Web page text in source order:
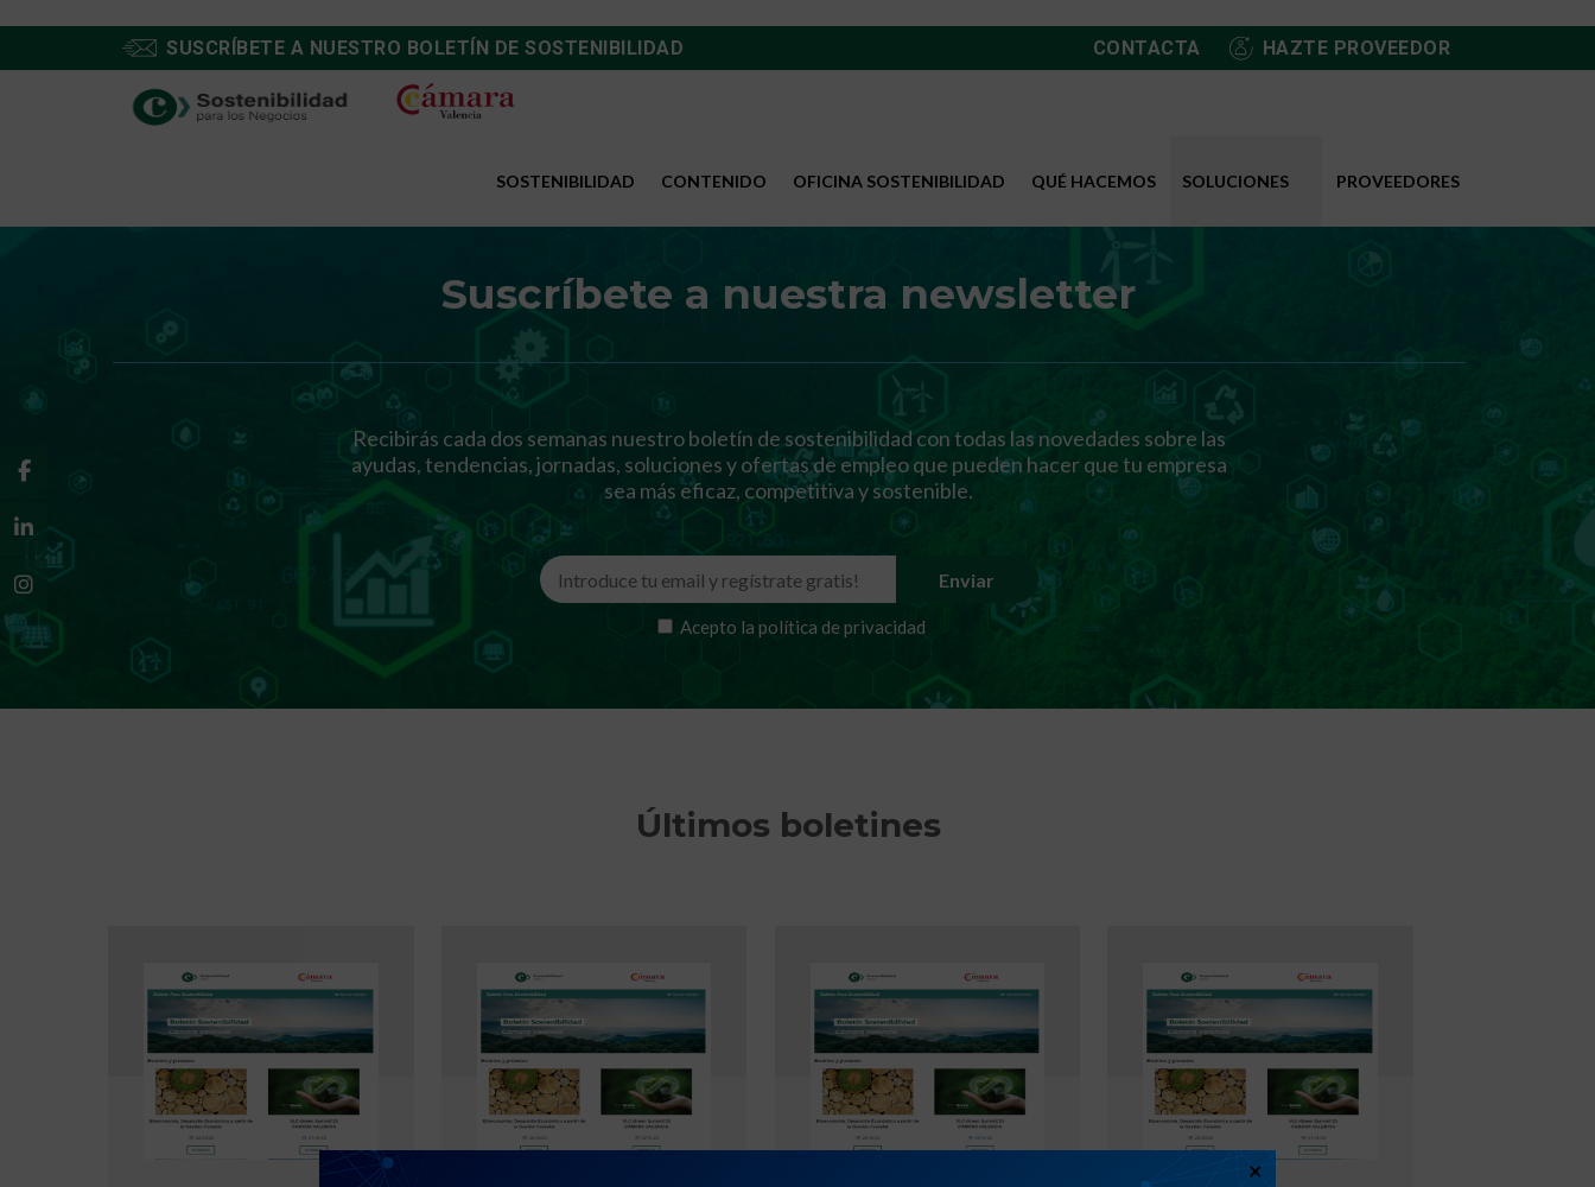
SUSCRÍBETE A NUESTRO BOLETÍN DE SOSTENIBILIDAD CONTACTA HAZTE PROVEEDOR
SOSTENIBILIDAD CONTENIDO OFICINA SOSTENIBILIDAD QUÉ HACEMOS SOLUCIONES PROVEEDORES
Suscríbete a nuestra newsletter
Recibirás cada dos semanas nuestro boletín de sostenibilidad con todas las novedades sobre las
ayudas, tendencias, jornadas, soluciones y ofertas de empleo que pueden hacer que tu empresa
sea más eficaz, competitiva y sostenible.
Acepto la política de privacidad
Últimos boletines
×